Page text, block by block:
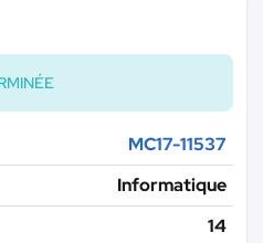
MC17-11537
Informatique
14